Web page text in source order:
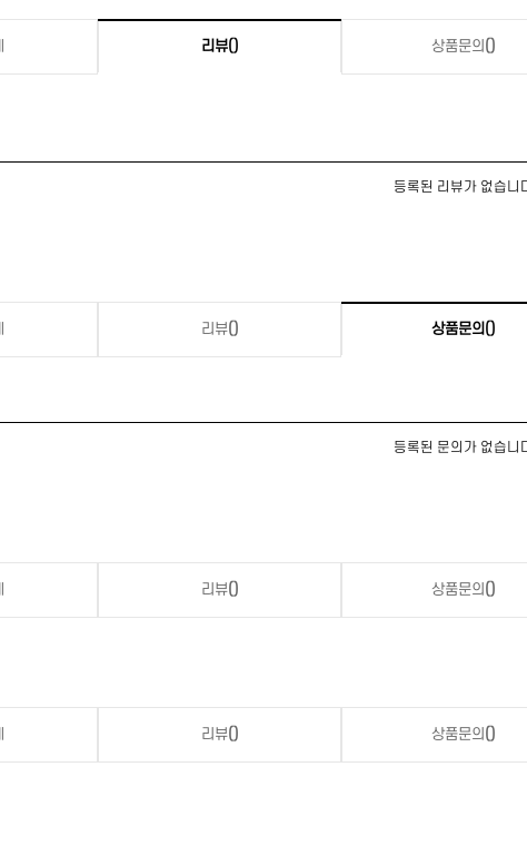
리뷰() 상품문의 ()
등록된 리뷰가 없습니
리뷰() 상품문의 ()
등록된 문의가 없습니
리뷰() 상품문의 ()
리뷰() 상품문의 ()